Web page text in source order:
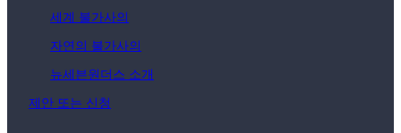
세계 불가사의
자연의 불가사의
뉴세븐원더스 소개
제안 또는 신청